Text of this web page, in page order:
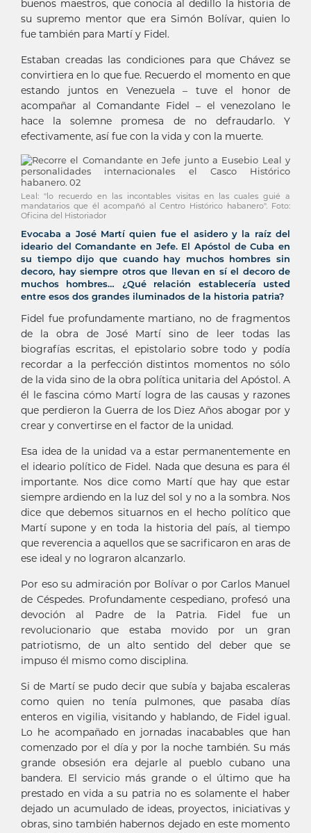
buenos maestros, que conocía al dedillo la historia de
su supremo mentor que era Simón Bolívar, quien lo
fue también para Martí y Fidel.
Estaban creadas las condiciones para que Chávez se
convirtiera en lo que fue. Recuerdo el momento en que
estando juntos en Venezuela – tuve el honor de
acompañar al Comandante Fidel – el venezolano le
hace la solemne promesa de no defraudarlo. Y
efectivamente, así fue con la vida y con la muerte.
Leal: "lo recuerdo en las incontables visitas en las cuales guié a
mandatarios que él acompañó al Centro Histórico habanero". Foto:
Oficina del Historiador
Evocaba a José Martí quien fue el asidero y la raíz del
ideario del Comandante en Jefe. El Apóstol de Cuba en
su tiempo dijo que cuando hay muchos hombres sin
decoro, hay siempre otros que llevan en sí el decoro de
muchos hombres… ¿Qué relación establecería usted
entre esos dos grandes iluminados de la historia patria?
Fidel fue profundamente martiano, no de fragmentos
de la obra de José Martí sino de leer todas las
biografías escritas, el epistolario sobre todo y podía
recordar a la perfección distintos momentos no sólo
de la vida sino de la obra política unitaria del Apóstol. A
él le fascina cómo Martí logra de las causas y razones
que perdieron la Guerra de los Diez Años abogar por y
crear y convertirse en el factor de la unidad.
Esa idea de la unidad va a estar permanentemente en
el ideario político de Fidel. Nada que desuna es para él
importante. Nos dice como Martí que hay que estar
siempre ardiendo en la luz del sol y no a la sombra. Nos
dice que debemos situarnos en el hecho político que
Martí supone y en toda la historia del país, al tiempo
que reverencia a aquellos que se sacrificaron en aras de
ese ideal y no lograron alcanzarlo.
Por eso su admiración por Bolívar o por Carlos Manuel
de Céspedes. Profundamente cespediano, profesó una
devoción al Padre de la Patria. Fidel fue un
revolucionario que estaba movido por un gran
patriotismo, de un alto sentido del deber que se
impuso él mismo como disciplina.
Si de Martí se pudo decir que subía y bajaba escaleras
como quien no tenía pulmones, que pasaba días
enteros en vigilia, visitando y hablando, de Fidel igual.
Lo he acompañado en jornadas inacabables que han
comenzado por el día y por la noche también. Su más
grande obsesión era dejarle al pueblo cubano una
bandera. El servicio más grande o el último que ha
prestado en vida a su patria no es solamente el haber
dejado un acumulado de ideas, proyectos, iniciativas y
obras, sino también habernos dejado en este momento